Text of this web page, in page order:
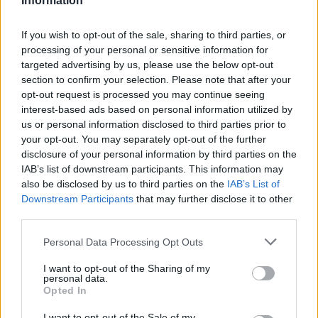
If you wish to opt-out of the sale, sharing to third parties, or
processing of your personal or sensitive information for
targeted advertising by us, please use the below opt-out
section to confirm your selection. Please note that after your
opt-out request is processed you may continue seeing
interest-based ads based on personal information utilized by
us or personal information disclosed to third parties prior to
your opt-out. You may separately opt-out of the further
disclosure of your personal information by third parties on the
IAB’s list of downstream participants. This information may
also be disclosed by us to third parties on the IAB’s List of
Downstream Participants that may further disclose it to other
Personal Data Processing Opt Outs
I want to opt-out of the Sharing of my
personal data.
Opted In
bar
19:15
Συνελήφθη 49χρονος, βασικό μέλος της εγκληματικής
οργάνωσης του «Έντικ»
19:13
Το Φεστιβάλ Κινηματογράφου Χανίων παρουσιάζει τις
καλοκαιρινές του εκθέσεις
19:04
Καύσωνας και καρδιοπαθείς: Οδηγός προστασίας από
την Ελληνική Καρδιολογική Εταιρεία